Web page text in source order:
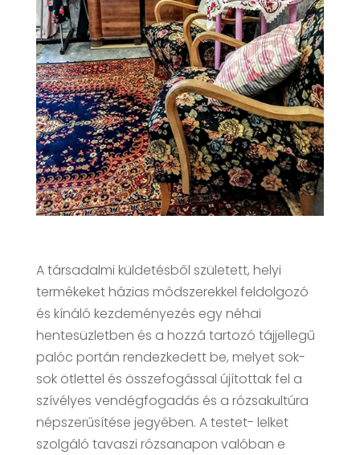
A társadalmi küldetésből született, helyi
termékeket házias módszerekkel feldolgozó
és kínáló kezdeményezés egy néhai
hentesüzletben és a hozzá tartozó tájjellegű
palóc portán rendezkedett be, melyet sok-
sok ötlettel és összefogással újítottak fel a
szívélyes vendégfogadás és a rózsakultúra
népszerűsítése jegyében. A testet- lelket
szolgáló tavaszi rózsanapon valóban e